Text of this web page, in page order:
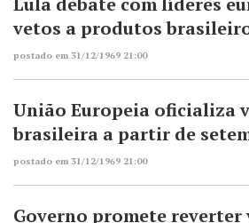
vetos a produtos
postado em 31/12/1969 21:00
União Europeia oficializa
brasileira a partir de
postado em 31/12/1969 21:00
Governo promete reverter